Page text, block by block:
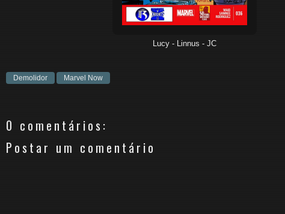
Lucy - Linnus - JC
Demolidor Marvel Now
0 comentários:
Postar um comentário